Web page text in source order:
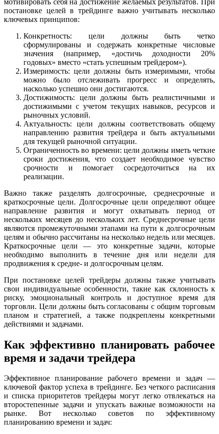
постановке целей в трейдинге важно учитывать несколько
ключевых принципов:
Конкретность: цели должны быть четко
сформулированы и содержать конкретные числовые
значения (например, «достичь доходности 20%
годовых» вместо «стать успешным трейдером»).
Измеримость: цели должны быть измеримыми, чтобы
можно было отслеживать прогресс и определять,
насколько успешно они достигаются.
Достижимость: цели должны быть реалистичными и
достижимыми с учетом текущих навыков, ресурсов и
рыночных условий.
Актуальность: цели должны соответствовать общему
направлению развития трейдера и быть актуальными
для текущей рыночной ситуации.
Ограниченность во времени: цели должны иметь четкие
сроки достижения, что создает необходимое чувство
срочности и помогает сосредоточиться на их
реализации.
Важно также разделять долгосрочные, среднесрочные и
краткосрочные цели. Долгосрочные цели определяют общее
направление развития и могут охватывать период от
нескольких месяцев до нескольких лет. Среднесрочные цели
являются промежуточными этапами на пути к долгосрочным
целям и обычно рассчитаны на несколько недель или месяцев.
Краткосрочные цели — это конкретные задачи, которые
необходимо выполнить в течение дня или недели для
продвижения к средне- и долгосрочным целям.
При постановке целей трейдеры должны также учитывать
свои индивидуальные особенности, такие как склонность к
риску, эмоциональный контроль и доступное время для
торговли. Цели должны быть согласованы с общим торговым
планом и стратегией, а также подкреплены конкретными
действиями и задачами.
Как эффективно планировать рабочее
время и задачи трейдера
Эффективное планирование рабочего времени и задач —
ключевой фактор успеха в трейдинге. Без четкого расписания
и списка приоритетов трейдеры могут легко отвлекаться на
второстепенные задачи и упускать важные возможности на
рынке. Вот несколько советов по эффективному
планированию времени и задач: